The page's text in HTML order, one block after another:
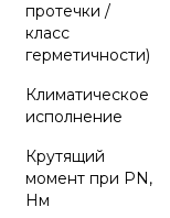
протечки /
класс
герметичности)
Климатическое
исполнение
Крутящий
момент при PN,
Нм